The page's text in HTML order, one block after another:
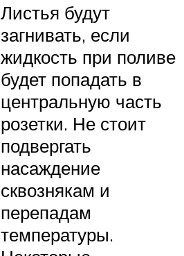
Листья будут
загнивать, если
жидкость при поливе
будет попадать в
центральную часть
розетки. Не стоит
подвергать
насаждение
сквознякам и
перепадам
температуры.